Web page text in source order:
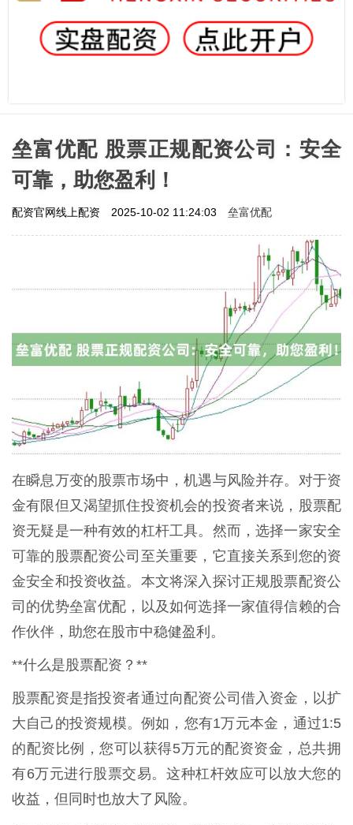
垒富优配 股票正规配资公司：安全
可靠，助您盈利！
配资官网线上配资 2025-10-02 11:24:03 垒富优配
在瞬息万变的股票市场中，机遇与风险并存。对于资
金有限但又渴望抓住投资机会的投资者来说，股票配
资无疑是一种有效的杠杆工具。然而，选择一家安全
可靠的股票配资公司至关重要，它直接关系到您的资
金安全和投资收益。本文将深入探讨正规股票配资公
司的优势垒富优配，以及如何选择一家值得信赖的合
作伙伴，助您在股市中稳健盈利。
**什么是股票配资？**
股票配资是指投资者通过向配资公司借入资金，以扩
大自己的投资规模。例如，您有1万元本金，通过1:5
的配资比例，您可以获得5万元的配资资金，总共拥
有6万元进行股票交易。这种杠杆效应可以放大您的
收益，但同时也放大了风险。